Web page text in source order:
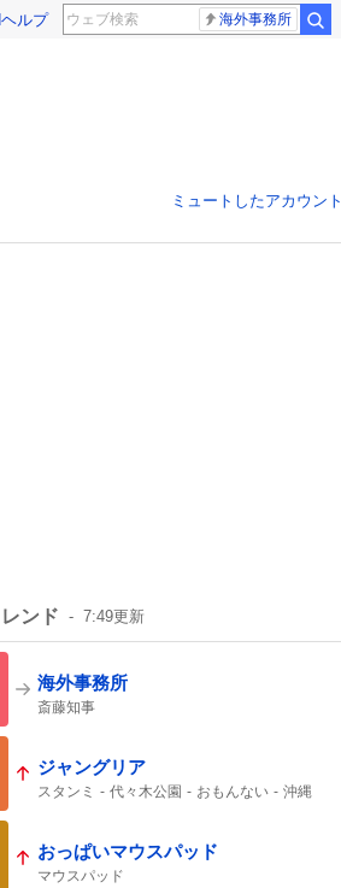
ヘルプ 海外事務所
ミュートしたアカウント
レンド 7:49更新
海外事務所
斎藤知事
ジャングリア
スタンミ 代々木公園 おもんない 沖縄
おっぱいマウスパッド
マウスパッド